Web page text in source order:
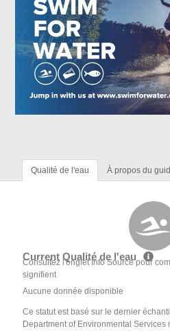
Qualité de l'eau À propos du
Current Qualité de l'eau
Consultez l'onglet Info Source pour
signifient
Aucune donnée disponible
Ce statut est basé sur le dernier
Department of Environmental Services